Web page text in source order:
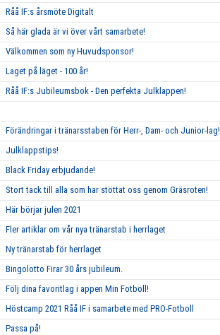
Råå IF:s årsmöte Digitalt
Så här glada är vi över vårt samarbete!
Välkommen som ny Huvudsponsor!
Laget på läget - 100 år!
Råå IF:s Jubileumsbok - Den perfekta Julklappen!
Förändringar i tränarsstaben för Herr-, Dam- och Junior-lag!
Julklappstips!
Black Friday erbjudande!
Stort tack till alla som har stöttat oss genom Gräsroten!
Här börjar julen 2021
Fler artiklar om vår nya tränarstab i herrlaget
Ny tränarstab för herrlaget
Bingolotto Firar 30 års jubileum.
Följ dina favoritlag i appen Min Fotboll!
Höstcamp 2021 Råå IF i samarbete med PRO-Fotboll
Passa på!